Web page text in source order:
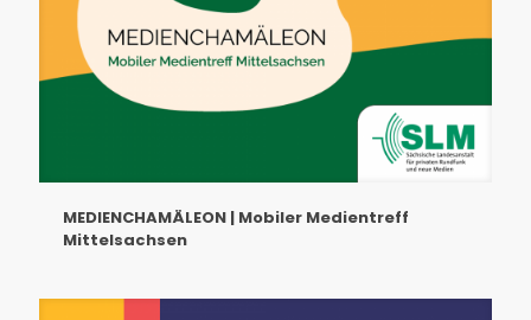
MEDIENCHAMÄLEON | Mobiler Medientreff
Mittelsachsen